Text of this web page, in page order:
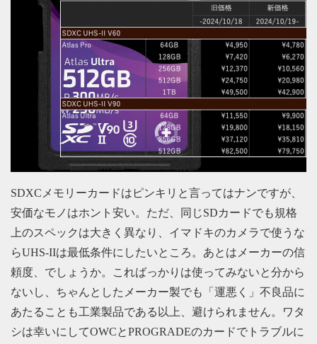
SDXCメモリーカードはピンキリと言ってはナンですが、
安価なモノはホント安い。ただ、同じSDカードでも規格
上のスペックは大きく異なり、イマドキのカメラで使うな
らUHS-IIは最低条件にしたいところ。あとはメーカーの信
頼度、でしょうか。こればっかりは使ってみないと分から
ないし、ちゃんとしたメーカー製でも「運悪く」不良品に
あたることも工業製品である以上、避けられません。ワタ
シは幸いにしてOWCとPROGRADEのカードでトラブルに